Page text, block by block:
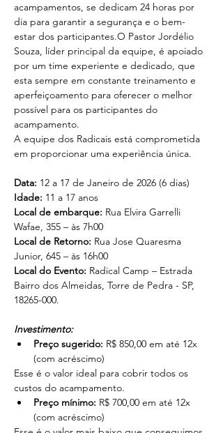
acampamentos, se dedicam 24 horas por
dia para garantir a segurança e o bem-
estar dos participantes.O Pastor Jordélio
Souza, líder principal da equipe, é apoiado
por um time experiente e dedicado, que
esta sempre em constante treinamento e
aperfeiçoamento para oferecer o melhor
possível para os participantes do
acampamento.
A equipe dos Radicais está comprometida
em proporcionar uma experiência única.
Data: 12 a 17 de Janeiro de 2026 (6 dias)
Idade: 11 a 17 anos
Local de embarque: Rua Elvira Garrelli
Wafae, 355 – às 7h00
Local de Retorno: Rua Jose Quaresma
Junior, 645 – às 16h00
Local do Evento: Radical Camp – Estrada
Bairro dos Almeidas, Torre de Pedra - SP,
18265-000.
Investimento:
Preço sugerido: R$ 850,00 em até 12x
(com acréscimo)
Esse é o valor ideal para cobrir todos os
custos do acampamento.
Preço mínimo: R$ 700,00 em até 12x
(com acréscimo)